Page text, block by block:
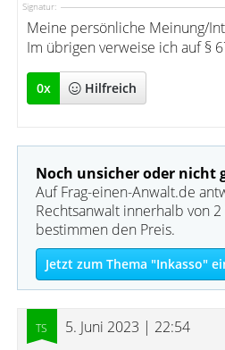
Signatur:
Meine persönliche Meinung/
Im übrigen verweise ich auf §
0x Hilfreich
Noch unsicher oder nicht
Auf Frag-einen-Anwalt.de
Rechtsanwalt innerhalb von
bestimmen den Preis.
Jetzt zum Thema "Inkasso"
5. Juni 2023 | 22:54